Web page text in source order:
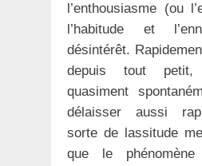
l’enthousiasme (ou
l’habitude et
désintérêt.
depuis tout petit,
quasiment
délaisser aussi
sorte de lassitude
que le